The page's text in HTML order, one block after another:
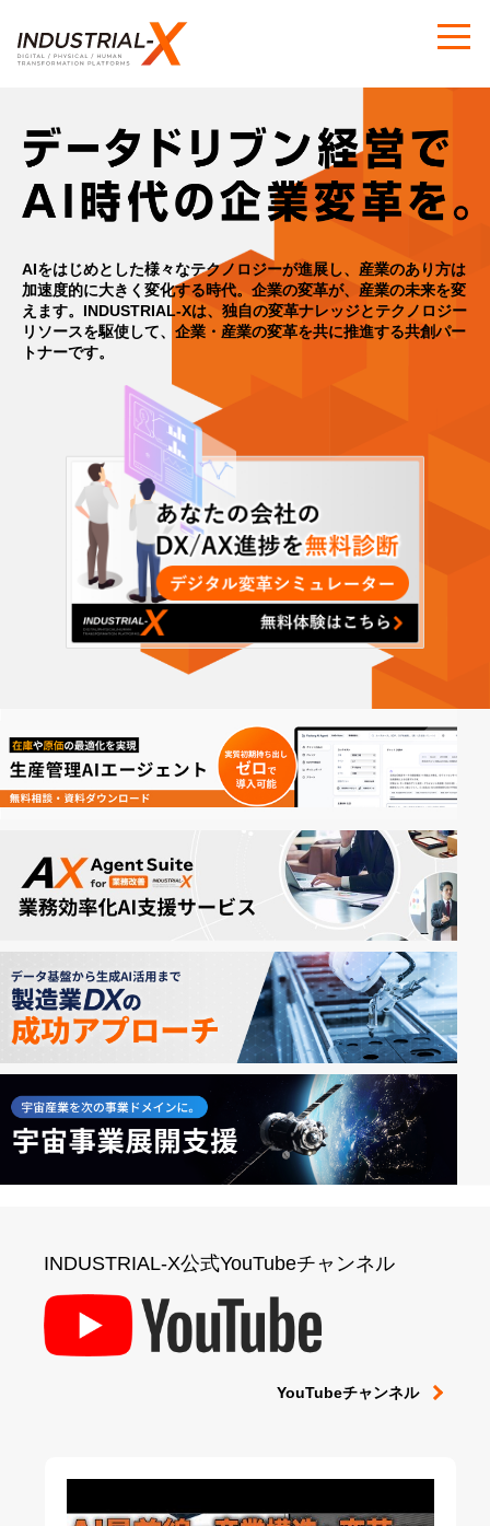
AIをはじめとした様々なテクノロジーが進展し、産業のあり方は
加速度的に大きく変化する時代。 企業の変革が、産業の未来を変
えます。 INDUSTRIAL-Xは、独自の変革ナレッジとテクノロジー
リソースを駆使して、 企業・産業の変革を共に推進する共創パー
トナーです。
INDUSTRIAL-X公式YouTubeチャンネル
YouTubeチャンネル